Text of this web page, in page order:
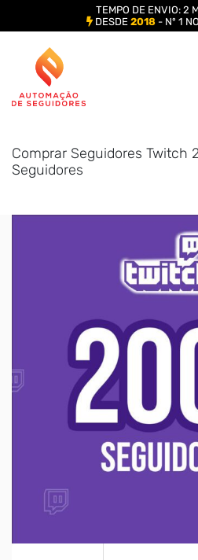
content
Comprar Seguidores Twitch
Seguidores
TEMPO DE ENVIO: 2
DESDE 2018- Nº 1